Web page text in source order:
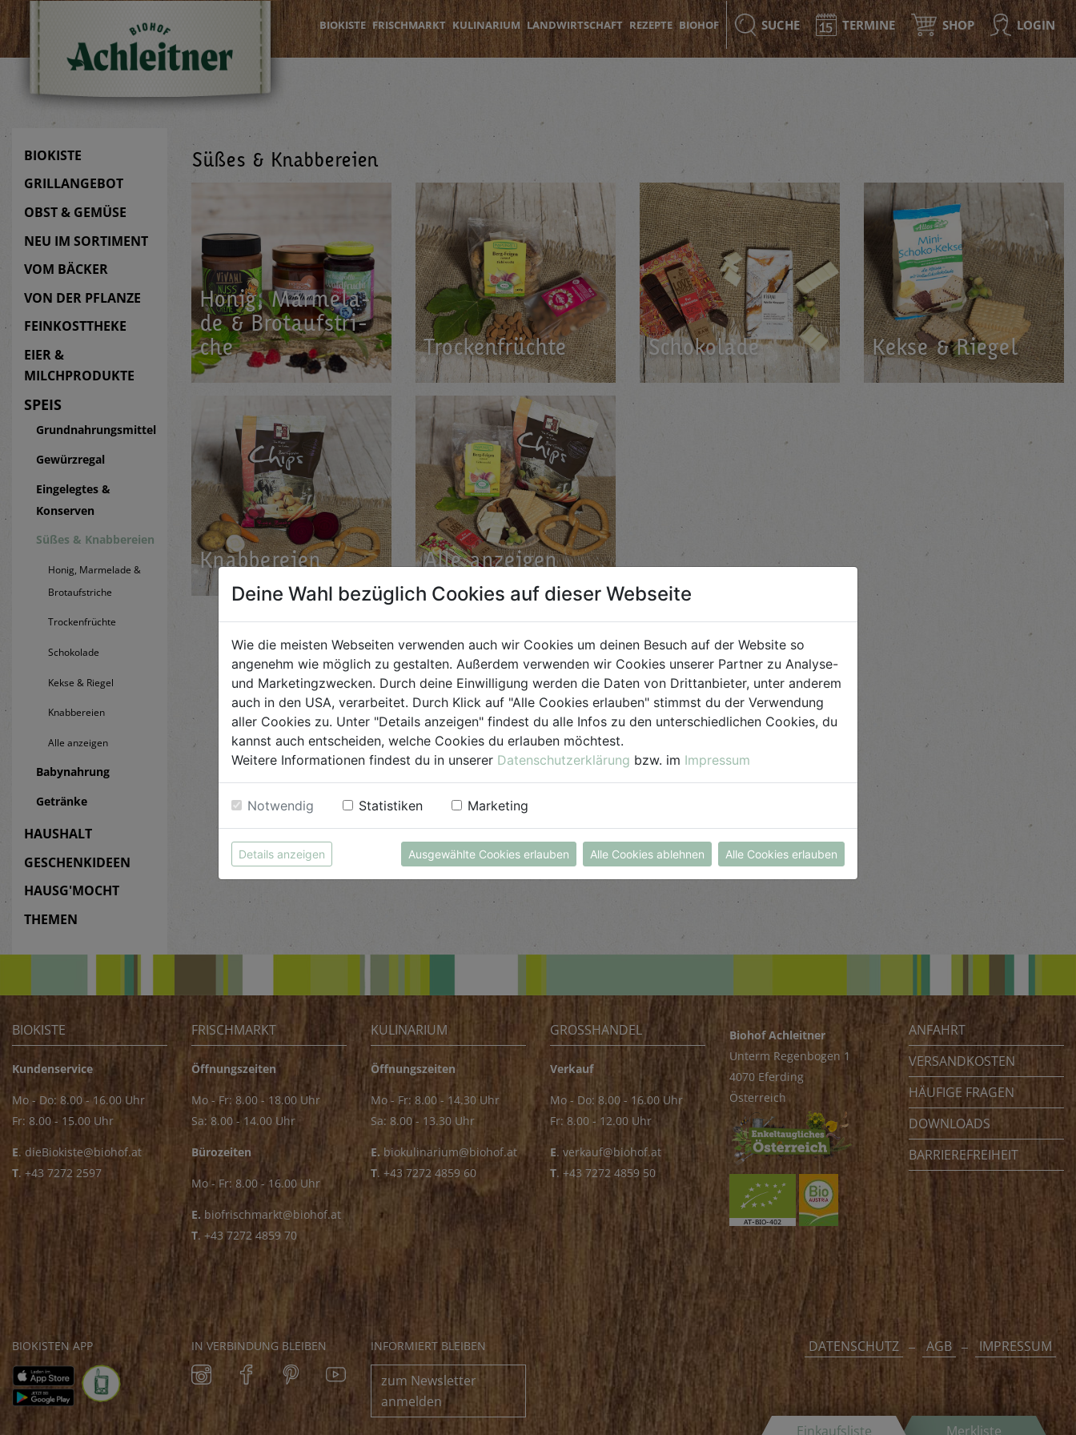
Einkaufsliste Merkliste
BIOKISTE FRISCHMARKT KULINARIUM LANDWIRTSCHAFT REZEPTE BIOHOF SUCHE TERMINE SHOP LOGIN
BIOKISTE
GRILLANGEBOT
OBST & GEMÜSE
NEU IM SORTIMENT
VOM BÄCKER
VON DER PFLANZE
FEINKOSTTHEKE
EIER &
MILCHPRODUKTE
SPEIS
Grundnahrungsmittel
Gewürzregal
Eingelegtes &
Konserven
Süßes & Knabbereien
Honig, Marmelade &
Brotaufstriche
Trockenfrüchte
Schokolade
Kekse & Riegel
Knabbereien
Alle anzeigen
Babynahrung
Getränke
HAUSHALT
GESCHENKIDEEN
HAUSG'MOCHT
THEMEN
Süßes & Knabbereien
Honig, Mar­me­la­
de & Brot­auf­stri­
che
Tro­cken­früch­te Scho­ko­la­de Kekse & Rie­gel
Knab­be­rei­en Alle an­zei­gen
BIOKISTE
Kundenservice
Mo - Do: 8.00 - 16.00 Uhr
Fr: 8.00 - 15.00 Uhr
E. dieBiokiste@biohof.at
T. +43 7272 2597
FRISCHMARKT
Öffnungszeiten
Mo - Fr: 8.00 - 18.00 Uhr
Sa: 8.00 - 14.00 Uhr
Bürozeiten
Mo - Fr: 8.00 - 16.00 Uhr
E. biofrischmarkt@biohof.at
T. +43 7272 4859 70
KULINARIUM
Öffnungszeiten
Mo - Fr: 8.00 - 14.30 Uhr
Sa: 8.00 - 13.30 Uhr
E. biokulinarium@biohof.at
T. +43 7272 4859 60
GROSSHANDEL
Verkauf
Mo - Do: 8.00 - 16.00 Uhr
Fr: 8.00 - 12.00 Uhr
E. verkauf@biohof.at
T. +43 7272 4859 50
Biohof Achleitner
Unterm Regenbogen 1
4070 Eferding
Österreich
ANFAHRT
VERSANDKOSTEN
HÄUFIGE FRAGEN
DOWNLOADS
BARRIEREFREIHEIT
BIOKISTEN APP IN VERBINDUNG BLEIBEN INFORMIERT BLEIBEN
zum Newsletter
anmelden
DATENSCHUTZ AGB IMPRESSUM
Deine Wahl bezüglich Cookies auf dieser Webseite
Wie die meisten Webseiten verwenden auch wir Cookies um deinen Besuch auf der Website so
angenehm wie möglich zu gestalten. Außerdem verwenden wir Cookies unserer Partner zu Analyse-
und Marketingzwecken. Durch deine Einwilligung werden die Daten von Drittanbieter, unter anderem
auch in den USA, verarbeitet. Durch Klick auf "Alle Cookies erlauben" stimmst du der Verwendung
aller Cookies zu. Unter "Details anzeigen" findest du alle Infos zu den unterschiedlichen Cookies, du
kannst auch entscheiden, welche Cookies du erlauben möchtest.
Weitere Informationen findest du in unserer Datenschutzerklärung bzw. im Impressum
Notwendig Statistiken Marketing
Details anzeigen Ausgewählte Cookies erlauben Alle Cookies ablehnen Alle Cookies erlauben